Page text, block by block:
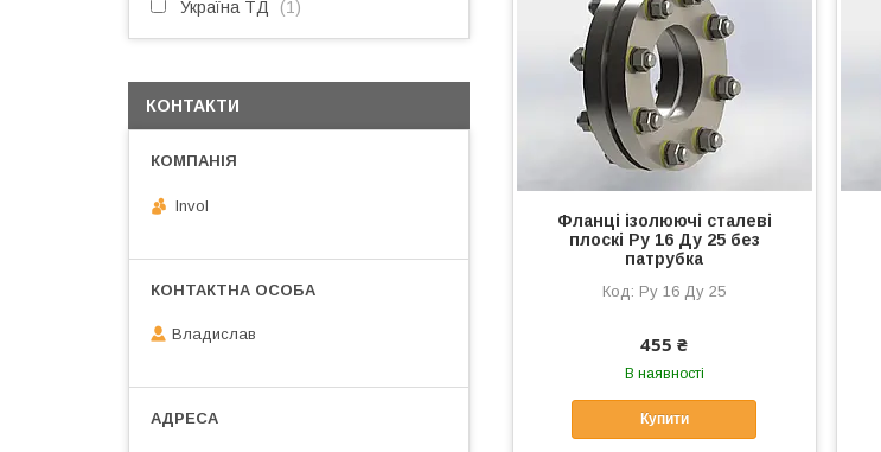
Фланці ізолюючі сталеві
плоскі Ру 16 Ду 25 без
патрубка
Ру 16 Ду 25
455 ₴
В наявності
Купити
Україна ТД 1
КОНТАКТИ
Invol
Владислав